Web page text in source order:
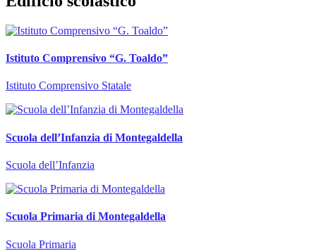
Istituto Comprensivo “G. Toaldo”
Istituto Comprensivo Statale
Scuola dell’Infanzia di Montegaldella
Scuola dell’Infanzia
Scuola Primaria di Montegaldella
Scuola Primaria